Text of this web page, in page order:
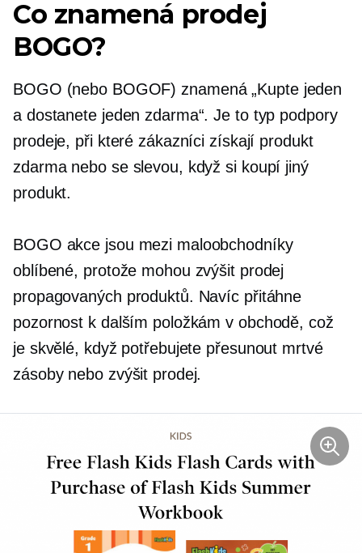
Co znamená prodej
BOGO?
BOGO (nebo BOGOF) znamená „Kupte jeden
a dostanete jeden zdarma“. Je to typ podpory
prodeje, při které zákazníci získají produkt
zdarma nebo se slevou, když si koupí jiný
produkt.
BOGO akce jsou mezi maloobchodníky
oblíbené, protože mohou zvýšit prodej
propagovaných produktů. Navíc přitáhne
pozornost k dalším položkám v obchodě, což
je skvělé, když potřebujete přesunout mrtvé
zásoby nebo zvýšit prodej.